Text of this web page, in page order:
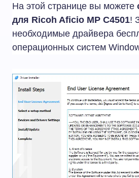
На этой странице вы можете
для Ricoh Aficio MP C4501!
необходимые драйвера
операционных систем